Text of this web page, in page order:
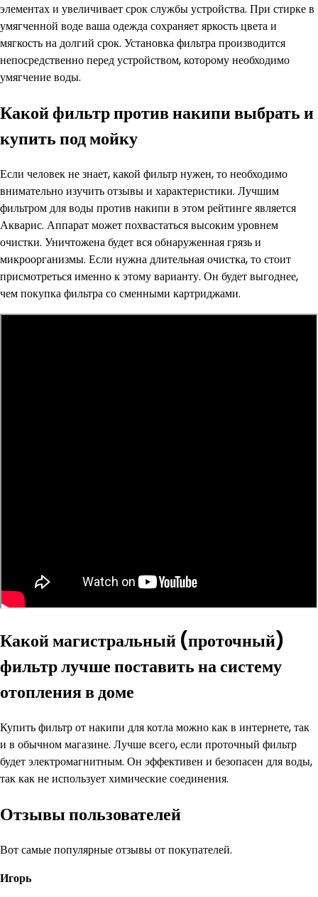
элементах и увеличивает срок службы устройства. При стирке в
умягченной воде ваша одежда сохраняет яркость цвета и
мягкость на долгий срок. Установка фильтра производится
непосредственно перед устройством, которому необходимо
умягчение воды.
Какой фильтр против накипи выбрать и
купить под мойку
Если человек не знает, какой фильтр нужен, то необходимо
внимательно изучить отзывы и характеристики. Лучшим
фильтром для воды против накипи в этом рейтинге является
Акварис. Аппарат может похвастаться высоким уровнем
очистки. Уничтожена будет вся обнаруженная грязь и
микроорганизмы. Если нужна длительная очистка, то стоит
присмотреться именно к этому варианту. Он будет выгоднее,
чем покупка фильтра со сменными картриджами.
Какой магистральный (проточный)
фильтр лучше поставить на систему
отопления в доме
Купить фильтр от накипи для котла можно как в интернете, так
и в обычном магазине. Лучше всего, если проточный фильтр
будет электромагнитным. Он эффективен и безопасен для воды,
так как не использует химические соединения.
Отзывы пользователей
Вот самые популярные отзывы от покупателей.
Игорь